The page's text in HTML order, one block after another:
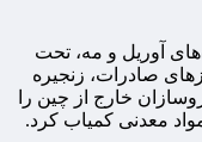
آوریل و مه، تحت
صادرات، زنجیره
خارج از چین را
معدنی کمیاب کرد.